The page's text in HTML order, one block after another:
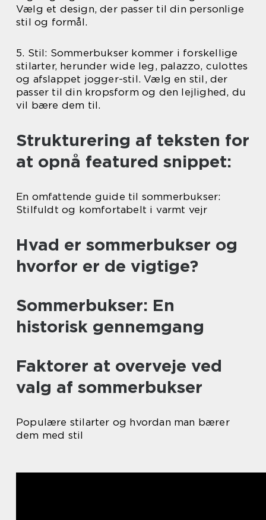
Vælg et design, der passer til din personlige
stil og formål.
5. Stil: Sommerbukser kommer i forskellige
stilarter, herunder wide leg, palazzo, culottes
og afslappet jogger-stil. Vælg en stil, der
passer til din kropsform og den lejlighed, du
vil bære dem til.
Strukturering af teksten for
at opnå featured snippet:
En omfattende guide til sommerbukser:
Stilfuldt og komfortabelt i varmt vejr
Hvad er sommerbukser og
hvorfor er de vigtige?
Sommerbukser: En
historisk gennemgang
Faktorer at overveje ved
valg af sommerbukser
Populære stilarter og hvordan man bærer
dem med stil